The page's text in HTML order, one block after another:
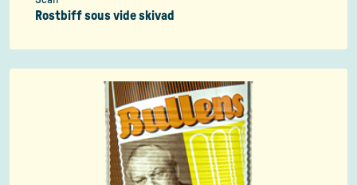
Rostbiff sous vide skivad